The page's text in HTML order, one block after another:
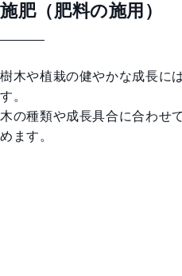
施肥（肥料の施用）
樹木や植栽の健やかな成長に
す。
木の種類や成長具合に合わせ
めます。